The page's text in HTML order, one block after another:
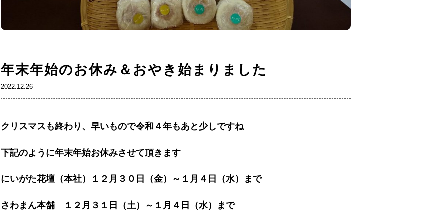
年末年始のお休み＆おやき始まりました
2022.12.26
クリスマスも終わり、早いもので令和４年もあと少しですね
下記のように年末年始お休みさせて頂きます
にいがた花壇（本社）１２月３０日（金）～１月４日（水）まで
さわまん本舗 １２月３１日（土）～１月４日（水）まで